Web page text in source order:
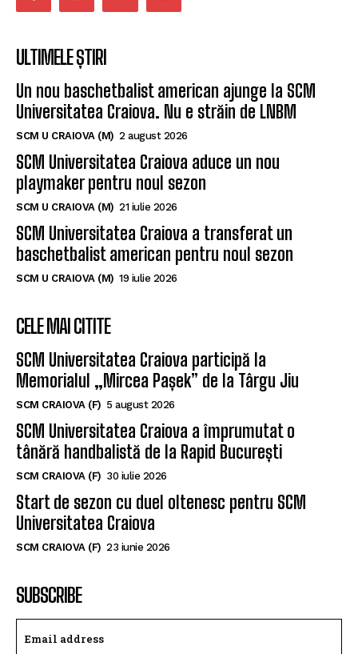
ULTIMELE ȘTIRI
Un nou baschetbalist american ajunge la SCM
Universitatea Craiova. Nu e străin de LNBM
SCM U CRAIOVA (M) 2 august 2026
SCM Universitatea Craiova aduce un nou
playmaker pentru noul sezon
SCM U CRAIOVA (M) 21 iulie 2026
SCM Universitatea Craiova a transferat un
baschetbalist american pentru noul sezon
SCM U CRAIOVA (M) 19 iulie 2026
CELE MAI CITITE
SCM Universitatea Craiova participă la
Memorialul „Mircea Pașek” de la Târgu Jiu
SCM CRAIOVA (F) 5 august 2026
SCM Universitatea Craiova a împrumutat o
tânără handbalistă de la Rapid București
SCM CRAIOVA (F) 30 iulie 2026
Start de sezon cu duel oltenesc pentru SCM
Universitatea Craiova
SCM CRAIOVA (F) 23 iunie 2026
SUBSCRIBE